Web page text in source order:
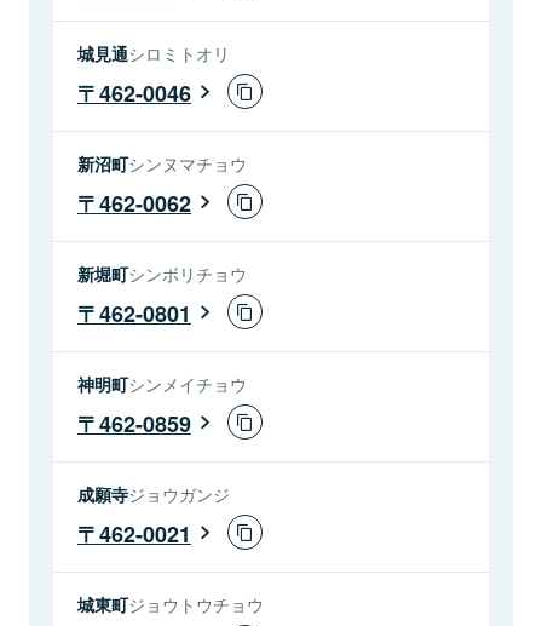
城見通シロミトオリ
462-0046
新沼町シンヌマチョウ
462-0062
新堀町シンボリチョウ
462-0801
神明町シンメイチョウ
462-0859
成願寺ジョウガンジ
462-0021
城東町ジョウトウチョウ